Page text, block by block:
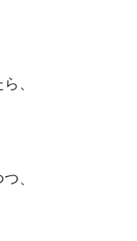
、
、